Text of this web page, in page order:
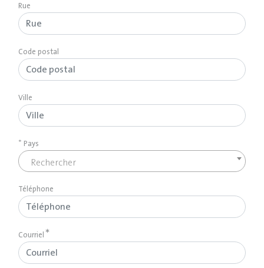
Rue
Code postal
Ville
* Pays
Rechercher
Téléphone
Courriel